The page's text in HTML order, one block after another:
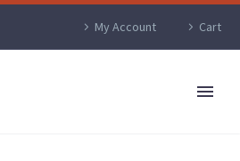
My Account Cart